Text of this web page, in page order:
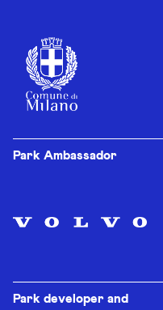
Park Ambassador
Park developer and